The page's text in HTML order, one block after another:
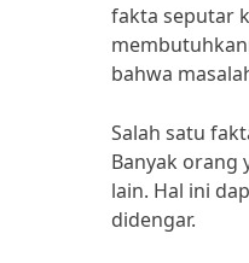
fakta seputar
bahwa
Salah satu
Banyak orang
lain. Hal ini
didengar.